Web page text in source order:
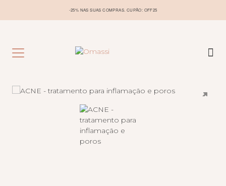
-25% NAS SUAS COMPRAS. CUPÃO: OFF25